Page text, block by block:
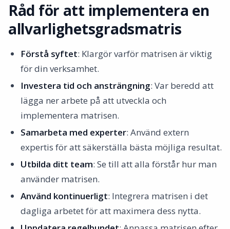
Råd för att implementera en
allvarlighetsgradsmatris
Förstå syftet: Klargör varför matrisen är viktig
för din verksamhet.
Investera tid och ansträngning: Var beredd att
lägga ner arbete på att utveckla och
implementera matrisen.
Samarbeta med experter: Använd extern
expertis för att säkerställa bästa möjliga resultat.
Utbilda ditt team: Se till att alla förstår hur man
använder matrisen.
Använd kontinuerligt: Integrera matrisen i det
dagliga arbetet för att maximera dess nytta.